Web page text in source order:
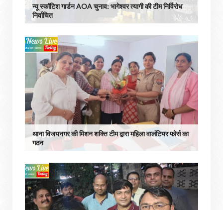
न्यू स्कॉटिश गार्डन AOA चुनाव: भागेश्वर त्यागी की टीम निर्विरोध
निर्वाचित
थाना विजयनगर की मिशन शक्ति टीम द्वारा महिला वालंटियर फोर्स का
गठन